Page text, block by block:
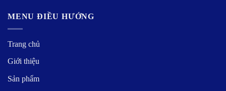
MENU ĐIỀU HƯỚNG
Trang chủ
Giới thiệu
Sản phẩm